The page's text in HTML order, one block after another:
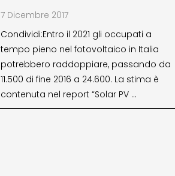
7 Dicembre 2017
Condividi:Entro il 2021 gli occupati a
tempo pieno nel fotovoltaico in Italia
potrebbero raddoppiare, passando da
11.500 di fine 2016 a 24.600. La stima è
contenuta nel report “Solar PV …